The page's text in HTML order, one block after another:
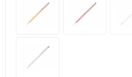
Duffeltassen
Fietstassen